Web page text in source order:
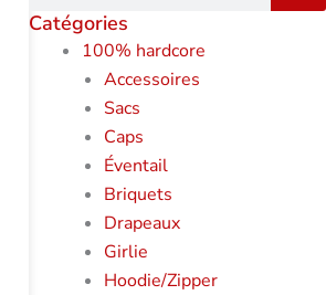
Catégories
100% hardcore
Accessoires
Sacs
Caps
Éventail
Briquets
Drapeaux
Girlie
Hoodie/Zipper